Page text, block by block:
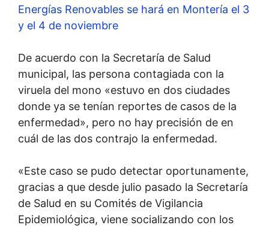
Energías Renovables se hará en Montería el 3
y el 4 de noviembre
De acuerdo con la Secretaría de Salud
municipal, las persona contagiada con la
viruela del mono «estuvo en dos ciudades
donde ya se tenían reportes de casos de la
enfermedad», pero no hay precisión de en
cuál de las dos contrajo la enfermedad.
«Este caso se pudo detectar oportunamente,
gracias a que desde julio pasado la Secretaría
de Salud en su Comités de Vigilancia
Epidemiológica, viene socializando con los